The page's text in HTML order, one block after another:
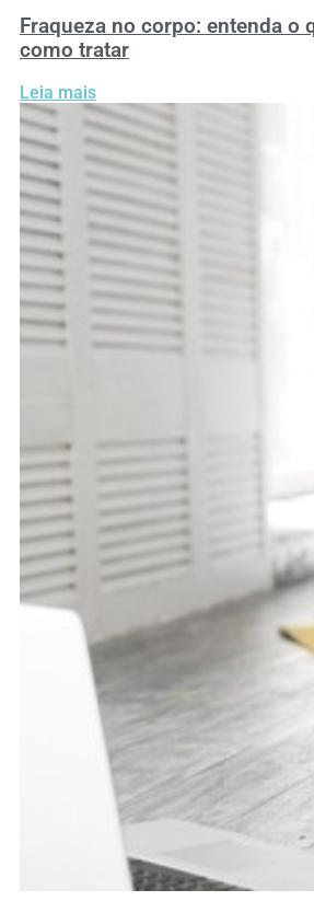
Fraqueza no corpo: entenda o
como tratar
Leia mais